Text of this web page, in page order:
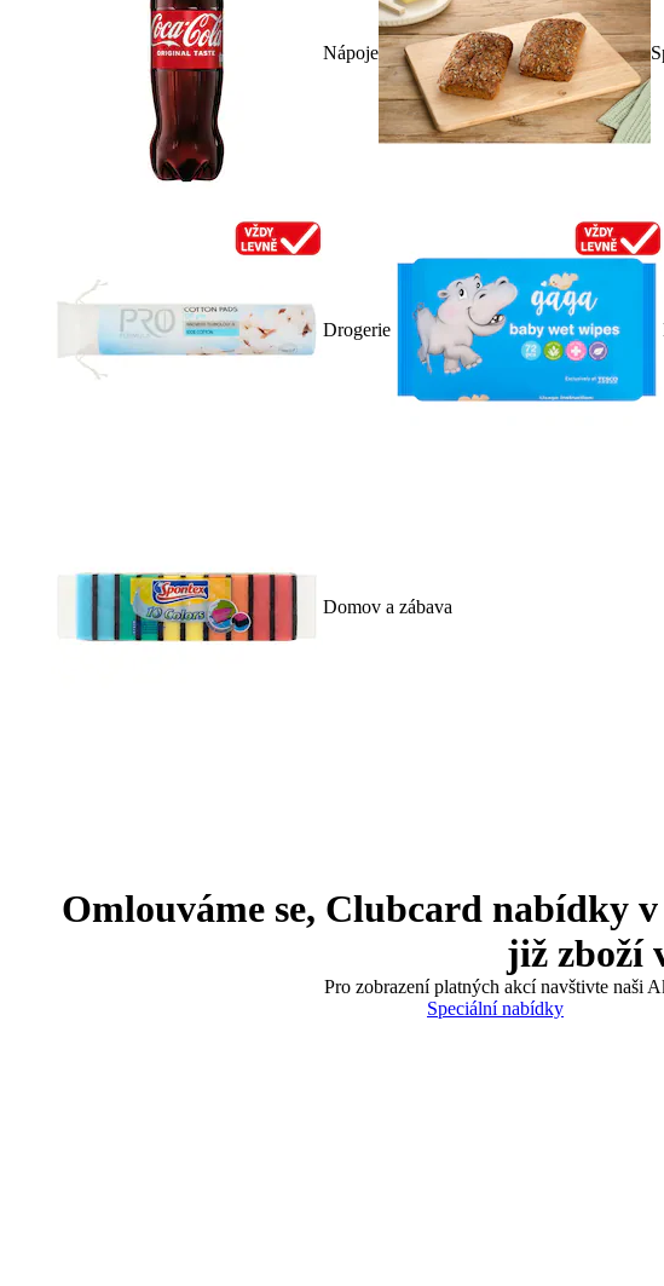
Nápoje
Drogerie
Domov a zábava
Omlouváme se, Clubcard nabídky
již zboží
Pro zobrazení platných akcí navštivte naši
Speciální nabídky